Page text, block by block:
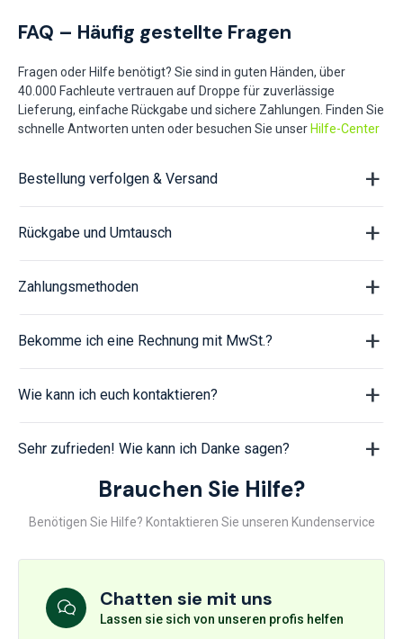
FAQ – Häufig gestellte Fragen
Fragen oder Hilfe benötigt? Sie sind in guten Händen, über
40.000 Fachleute vertrauen auf Droppe für zuverlässige
Lieferung, einfache Rückgabe und sichere Zahlungen. Finden Sie
schnelle Antworten unten oder besuchen Sie unserHilfe-Center
Bestellung verfolgen & Versand
Rückgabe und Umtausch
Zahlungsmethoden
Bekomme ich eine Rechnung mit MwSt.?
Wie kann ich euch kontaktieren?
Sehr zufrieden! Wie kann ich Danke sagen?
Brauchen Sie Hilfe?
Benötigen Sie Hilfe? Kontaktieren Sie unseren Kundenservice
Chatten sie mit uns
Lassen sie sich von unseren profis helfen